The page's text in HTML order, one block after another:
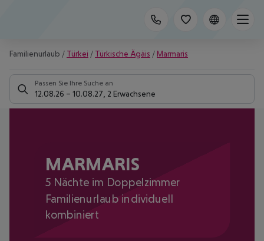
Familienurlaub / Türkei / Türkische Ägäis / Marmaris
Passen Sie Ihre Suche an
12.08.26 – 10.08.27 2 Erwachsene
MARMARIS
5 Nächte im Doppelzimmer
Familienurlaub individuell
kombiniert